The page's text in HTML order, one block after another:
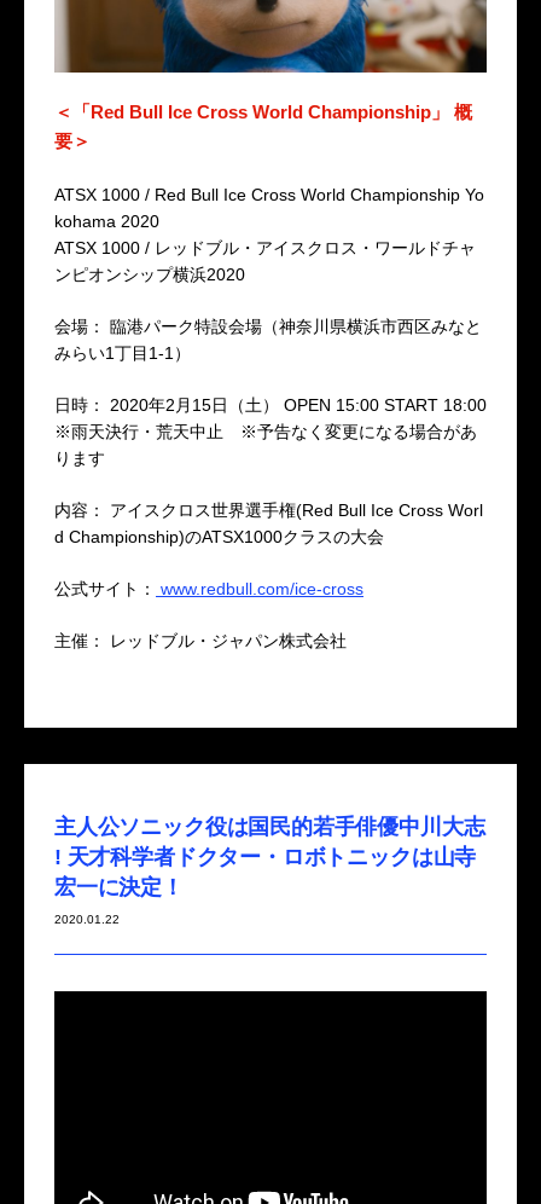
＜「Red Bull Ice Cross World Championship」 概
要＞
ATSX 1000 / Red Bull Ice Cross World Championship Yo
kohama 2020
ATSX 1000 / レッドブル・アイスクロス・ワールドチャ
ンピオンシップ横浜2020
会場： 臨港パーク特設会場（神奈川県横浜市西区みなと
みらい1丁目1-1）
日時： 2020年2月15日（土） OPEN 15:00 START 18:00
※雨天決行・荒天中止 ※予告なく変更になる場合があ
ります
内容： アイスクロス世界選手権(Red Bull Ice Cross Worl
d Championship)のATSX1000クラスの大会
公式サイト： www.redbull.com/ice-cross
主催： レッドブル・ジャパン株式会社
主人公ソニック役は国民的若手俳優中川大志
! 天才科学者ドクター・ロボトニックは山寺
宏一に決定！
2020.01.22